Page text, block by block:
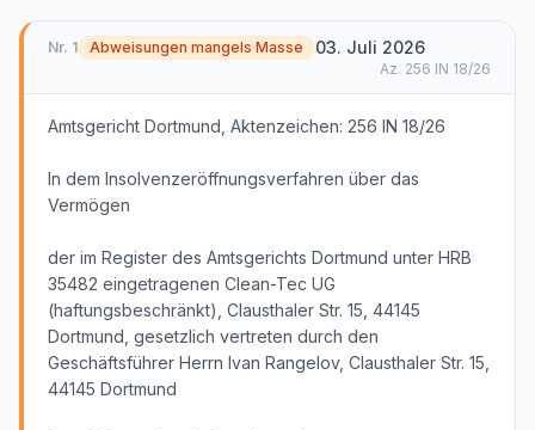
Nr. 1 Abweisungen mangels Masse 03. Juli 2026
Az. 256 IN 18/26
Amtsgericht Dortmund, Aktenzeichen: 256 IN 18/26
In dem Insolvenzeröffnungsverfahren über das
Vermögen
der im Register des Amtsgerichts Dortmund unter HRB
35482 eingetragenen Clean-Tec UG
(haftungsbeschränkt), Clausthaler Str. 15, 44145
Dortmund, gesetzlich vertreten durch den
Geschäftsführer Herrn Ivan Rangelov, Clausthaler Str. 15,
44145 Dortmund